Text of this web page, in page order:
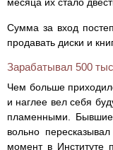
Сумма за вход
продавать диски и
Зарабатывал 500
Чем больше
и наглее вел себя
пламенными.
вольно
момент в Институте